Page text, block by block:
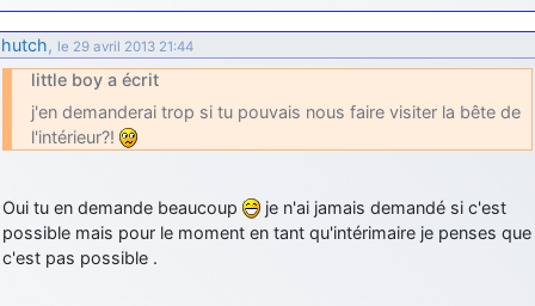
hutch, le 29 avril 2013 21:44
little boy a écrit
j'en demanderai trop si tu pouvais nous faire visiter la bête de
l'intérieur?!
Oui tu en demande beaucoup
je n'ai jamais demandé si c'est
possible mais pour le moment en tant qu'intérimaire je penses que
c'est pas possible .